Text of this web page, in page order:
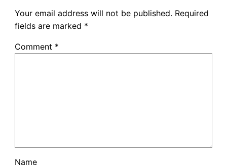
Your email address will not be published. Required
fields are marked *
Comment *
Name